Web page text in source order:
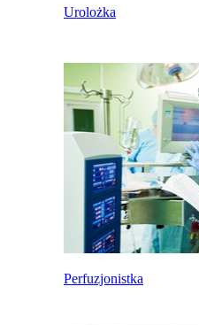
Urolożka
Perfuzjonistka